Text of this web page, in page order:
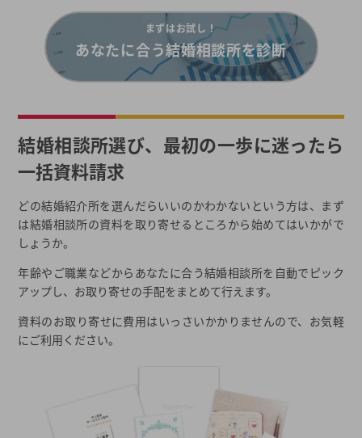
まずはお試し！
あなたに合う結婚相談所を診断
結婚相談所選び、最初の一歩に迷ったら
一括資料請求
どの結婚紹介所を選んだらいいのかわかないという方は、まず
は結婚相談所の資料を取り寄せるところから始めてはいかがで
しょうか。
年齢やご職業などからあなたに合う結婚相談所を自動でピック
アップし、お取り寄せの手配をまとめて行えます。
資料のお取り寄せに費用はいっさいかかりませんので、お気軽
にご利用ください。